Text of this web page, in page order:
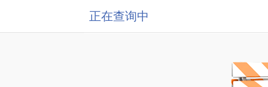
正在查询中